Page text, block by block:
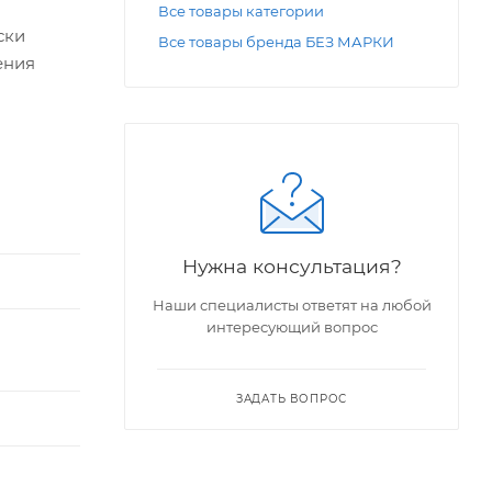
Все товары категории
Все товары бренда БЕЗ МАРКИ
Нужна консультация?
Наши специалисты ответят на любой
интересующий вопрос
ЗАДАТЬ ВОПРОС